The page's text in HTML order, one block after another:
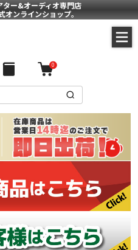
ー&オーディオ専門店
オンラインショップ。
0